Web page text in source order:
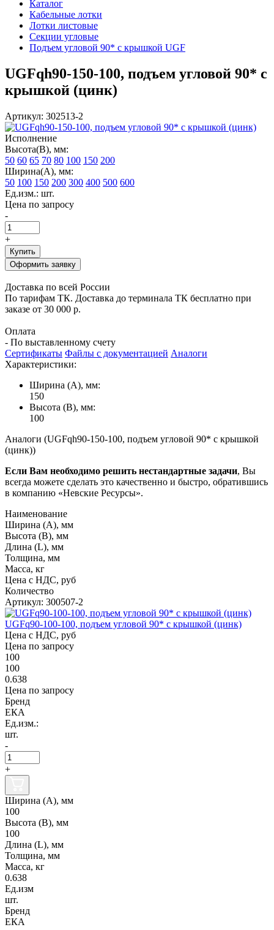
Каталог
Кабельные лотки
Лотки листовые
Секции угловые
Подъем угловой 90* с крышкой UGF
UGFqh90-150-100, подъем угловой 90* с
крышкой (цинк)
Артикул: 302513-2
Исполнение
Высота(В), мм:
50 60 65 70 80 100 150 200
Ширина(А), мм:
50 100 150 200 300 400 500 600
Ед.изм.: шт.
Цена по запросу
-
+
Купить
Оформить заявку
Доставка по всей России
По тарифам ТК. Доставка до терминала ТК бесплатно при
заказе от 30 000 р.
Оплата
- По выставленному счету
Сертификаты Файлы с документацией Аналоги
Характеристики:
Ширина (А), мм:
150
Высота (В), мм:
100
Аналоги (UGFqh90-150-100, подъем угловой 90* с крышкой
(цинк))
Если Вам необходимо решить нестандартные задачи, Вы
всегда можете сделать это качественно и быстро, обратившись
в компанию «Невские Ресурсы».
Наименование
Ширина (А), мм
Высота (В), мм
Длина (L), мм
Толщина, мм
Масса, кг
Цена с НДС, руб
Количество
Артикул: 300507-2
UGFq90-100-100, подъем угловой 90* с крышкой (цинк)
Цена с НДС, руб
Цена по запросу
100
100
0.638
Цена по запросу
Бренд
ЕКА
Ед.изм.:
шт.
-
+
Ширина (А), мм
100
Высота (В), мм
100
Длина (L), мм
Толщина, мм
Масса, кг
0.638
Ед.изм
шт.
Бренд
ЕКА